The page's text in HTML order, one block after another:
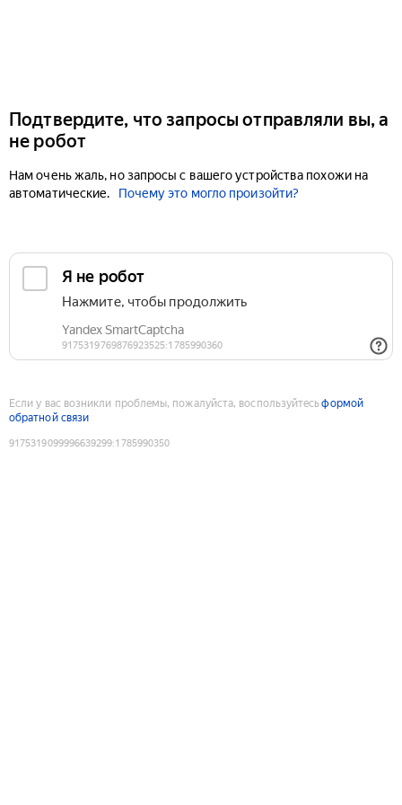
Подтвердите, что запросы отправляли вы, а
не робот
Нам очень жаль, но запросы с вашего устройства похожи на
автоматические.
Почему это могло произойти?
Если у вас возникли проблемы, пожалуйста, воспользуйтесьформой
обратной связи
9175319099996639299:1785990350